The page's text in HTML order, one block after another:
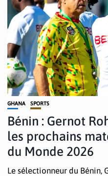
GHANA SPORTS
Bénin : Gernot
les prochains
du Monde 2026
Le sélectionneur du Bénin,